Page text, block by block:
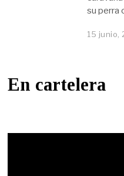
su perra
15 junio,
En cartelera